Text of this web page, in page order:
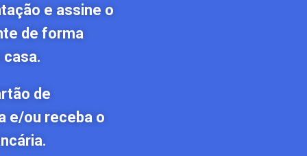
e assine o
de forma
de
e/ou receba o